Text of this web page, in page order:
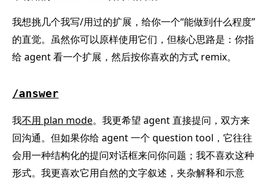
我想挑几个我写/用过的扩展，给你一个“能做到什么程度”
的直觉。虽然你可以原样使用它们，但核心思路是：你指
给 agent 看一个扩展，然后按你喜欢的方式 remix。
/answer
我不用 plan mode。我更希望 agent 直接提问，双方来
回沟通。但如果你给 agent 一个 question tool，它往往
会用一种结构化的提问对话框来问你问题；我不喜欢这种
形式。我更喜欢它用自然的文字叙述，夹杂解释和示意